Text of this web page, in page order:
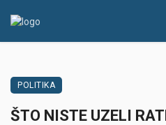
POLITIKA
ŠTO NISTE UZELI